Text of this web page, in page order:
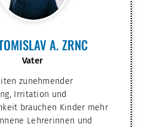
A. ZRNC
Vater
zunehmender
Irritation und
brauchen Kinder mehr
Lehrerinnen und